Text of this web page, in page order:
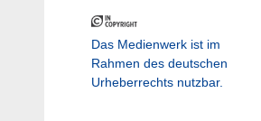
Das Medienwerk ist im
Rahmen des deutschen
Urheberrechts nutzbar.